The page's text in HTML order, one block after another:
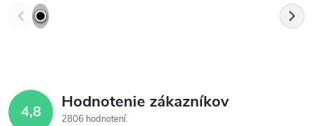
4,8 Hodnotenie zákazníkov
2806 hodnotení